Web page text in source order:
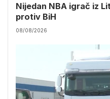
Nijedan NBA igrač iz
protiv BiH
08/08/2026